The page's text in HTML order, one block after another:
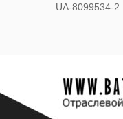
UA-8099534-2